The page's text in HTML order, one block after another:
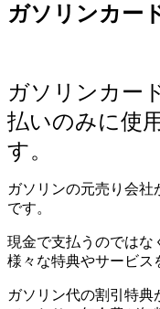
ガソリンカー
ガソリンカー
払いのみに使
す。
ガソリンの元売り会社
です。
現金で支払うのではな
様々な特典やサービス
ガソリン代の割引特